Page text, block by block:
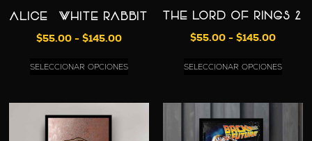
ALICE – WHITE RABBIT
$55.00 - $145.00
SELECCIONAR OPCIONES
THE LORD OF RINGS 2
$55.00 - $145.00
SELECCIONAR OPCIONES